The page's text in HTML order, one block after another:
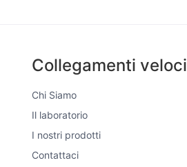
Collegamenti veloci
Chi Siamo
Il laboratorio
I nostri prodotti
Contattaci